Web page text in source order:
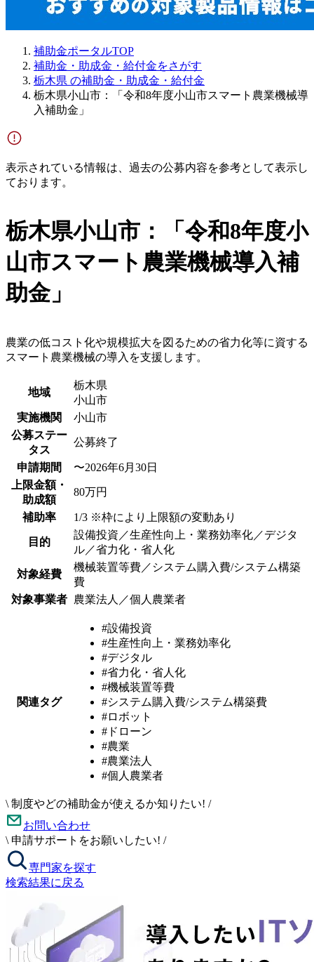
補助金ポータルTOP
補助金・助成金・給付金をさがす
栃木県 の補助金・助成金・給付金
栃木県小山市：「令和8年度小山市スマート農業機械導
入補助金」
表示されている情報は、過去の公募内容を参考として表示し
ております。
栃木県小山市：「令和8年度小
山市スマート農業機械導入補
助金」
農業の低コスト化や規模拡大を図るための省力化等に資する
スマート農業機械の導入を支援します。
地域
栃木県
小山市
実施機関
小山市
公募ステー
タス
公募終了
申請期間
〜2026年6月30日
上限金額・
助成額
80万円
補助率 1/3 ※枠により上限額の変動あり
目的
設備投資／生産性向上・業務効率化／デジタ
ル／省力化・省人化
対象経費
機械装置等費／システム購入費/システム構築
費
対象事業者 農業法人／個人農業者
関連タグ
#設備投資
#生産性向上・業務効率化
#デジタル
#省力化・省人化
#機械装置等費
#システム購入費/システム構築費
#ロボット
#ドローン
#農業
#農業法人
#個人農業者
\ 制度やどの補助金が使えるか知りたい! /
お問い合わせ
\ 申請サポートをお願いしたい! /
専門家を探す
検索結果に戻る